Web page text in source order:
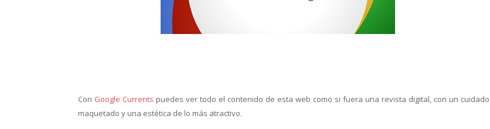
Con Google Currents puedes ver todo el contenido de esta web como si fuera una revista digital, con un cuidado
maquetado y una estética de lo más atractivo.